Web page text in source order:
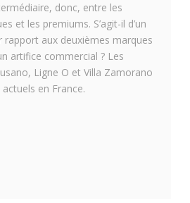
donc, entre les
et les premiums. S’agit-il d’un
aux deuxièmes marques
artifice commercial ? Les
Ligne O et Villa Zamorano
en France.